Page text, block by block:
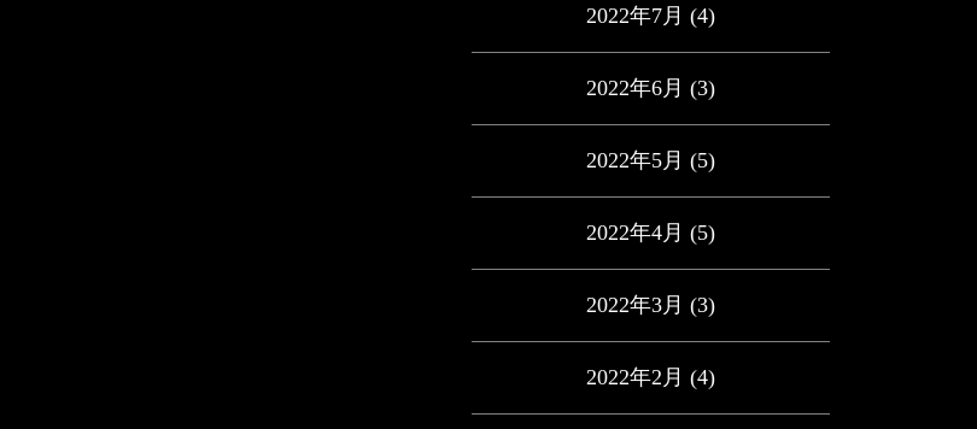
2022年7月 (4)
2022年6月 (3)
2022年5月 (5)
2022年4月 (5)
2022年3月 (3)
2022年2月 (4)